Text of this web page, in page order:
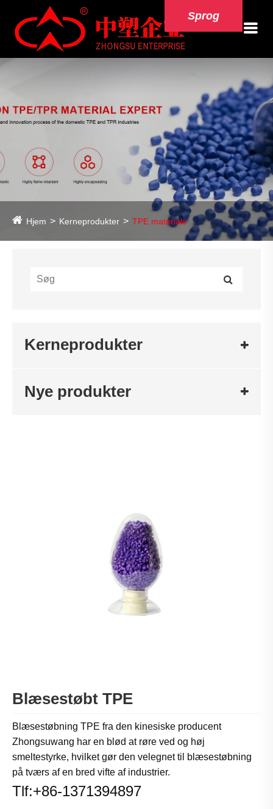
Sprog
Hjem Kerneprodukter TPE materiale
Kerneprodukter
Nye produkter
Blæsestøbt TPE
Blæsestøbning TPE fra den kinesiske producent
Zhongsuwang har en blød at røre ved og høj
smeltestyrke, hvilket gør den velegnet til blæsestøbning
på tværs af en bred vifte af industrier.
Tlf:+86-1371394897